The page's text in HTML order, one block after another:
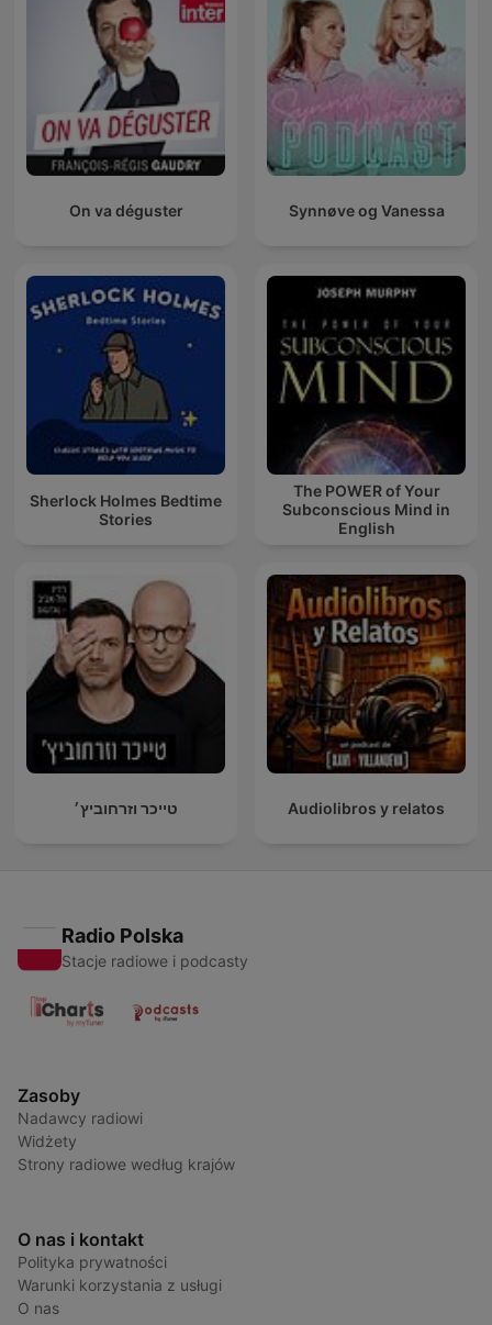
On va déguster Synnøve og Vanessa
Sherlock Holmes Bedtime
Stories
The POWER of Your
Subconscious Mind in
English
טייכר וזרחוביץ׳ Audiolibros y relatos
Radio Polska
Stacje radiowe i podcasty
Zasoby
Nadawcy radiowi
Widżety
Strony radiowe według krajów
O nas i kontakt
Polityka prywatności
Warunki korzystania z usługi
O nas